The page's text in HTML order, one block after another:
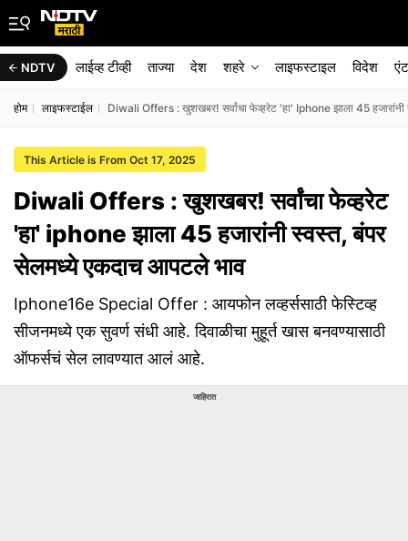
NDTV लाईव्ह टीव्ही ताज्या देश शहरे लाइफस्टाइल विदेश
होम लाइफस्टाईल Diwali Offers : खुशखबर! सर्वांचा फेव्हरेट 'हा' Iphone झाला 45
This Article is From Oct 17, 2025
Diwali Offers : खुशखबर! सर्वांचा फेव्हरेट
'हा' iphone झाला 45 हजारांनी स्वस्त, बंपर
सेलमध्ये एकदाच आपटले भाव
Iphone16e Special Offer : आयफोन लव्हर्ससाठी फेस्टिव्ह
सीजनमध्ये एक सुवर्ण संधी आहे. दिवाळीचा मुहूर्त खास बनवण्यासाठी
ऑफर्सचं सेल लावण्यात आलं आहे.
जाहिरात